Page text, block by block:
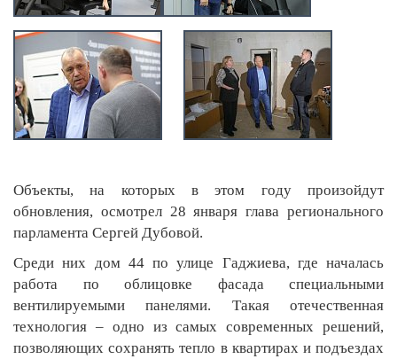
Объекты, на которых в этом году произойдут
обновления, осмотрел 28 января глава регионального
парламента Сергей Дубовой.
Среди них дом 44 по улице Гаджиева, где началась
работа по облицовке фасада специальными
вентилируемыми панелями. Такая отечественная
технология – одно из самых современных решений,
позволяющих сохранять тепло в квартирах и подъездах